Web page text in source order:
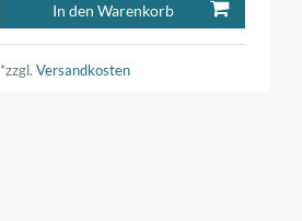
In den Warenkorb
*zzgl.Versandkosten